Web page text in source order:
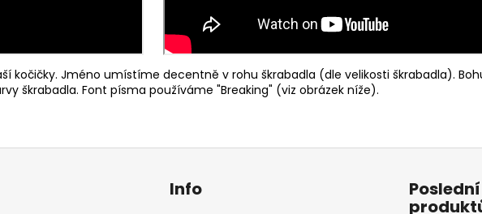
kočičky. Jméno umístíme decentně v rohu škrabadla (dle velikosti škrabadla).
škrabadla. Font písma používáme "Breaking" (viz obrázek níže).
Info